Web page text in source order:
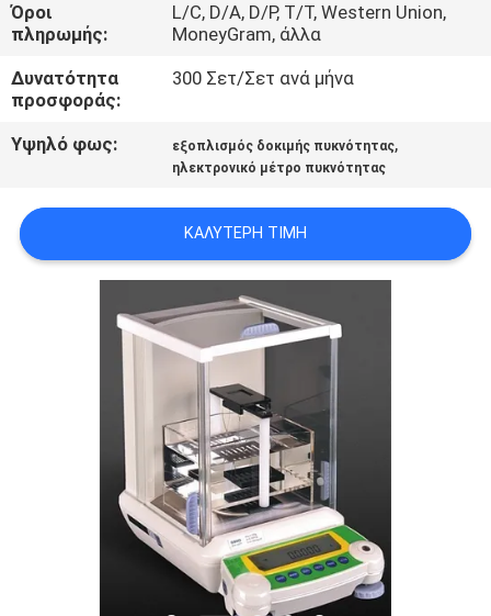
ΖΗΤΉΣΤΕ
ΈΝΑ
ΑΠΌΣΠΑΣΜΑ
PRIVACY
POLICY
Όροι
πληρωμής:
L/C, D/A, D/P, T/T, Western Union,
MoneyGram, άλλα
Δυνατότητα
προσφοράς:
300 Σετ/Σετ ανά μήνα
Υψηλό φως: εξοπλισμός δοκιμής πυκνότητας,
ηλεκτρονικό μέτρο πυκνότητας
ΚΑΛΎΤΕΡΗ ΤΙΜΉ